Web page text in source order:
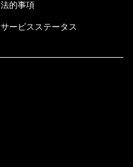
法的事項
サービスステータス